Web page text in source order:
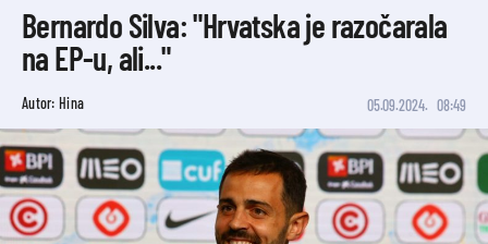
Bernardo Silva: "Hrvatska je razočarala
na EP-u, ali..."
Autor: Hina 05.09.2024. 08:49